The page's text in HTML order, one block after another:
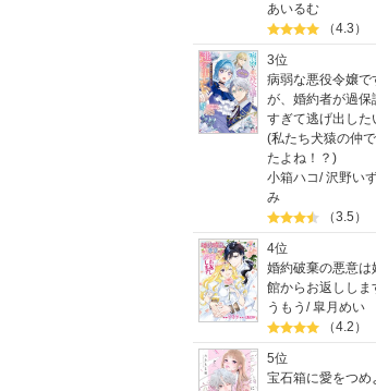
あいるむ
（4.3）
3位
病弱な悪役令嬢で
が、婚約者が過保
すぎて逃げ出した
(私たち犬猿の仲
たよね！？)
小箱ハコ/沢野い
み
（3.5）
4位
婚約破棄の悪意は
館からお返ししま
うもう /皐月めい
（4.2）
5位
宝石箱に愛をつめ